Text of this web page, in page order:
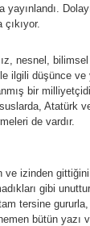
nesnel,
ilgili düşünce ve
bir
Atatürk
de vardır.
ve izinden
gibi
tersine
bütün yazı